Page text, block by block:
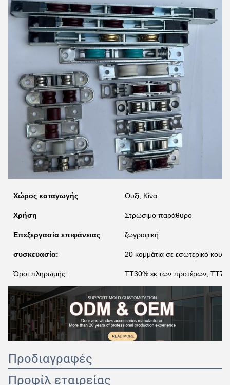
Χώρος καταγωγής Ουξί, Κίνα
Χρήση Στρώσιμο παράθυρο
Επεξεργασία επιφάνειας ζωγραφική
συσκευασία: 20 κομμάτια σε εσωτερικό
Όροι πληρωμής: TT30% εκ των προτέρων,
Προδιαγραφές
Προφίλ εταιρείας